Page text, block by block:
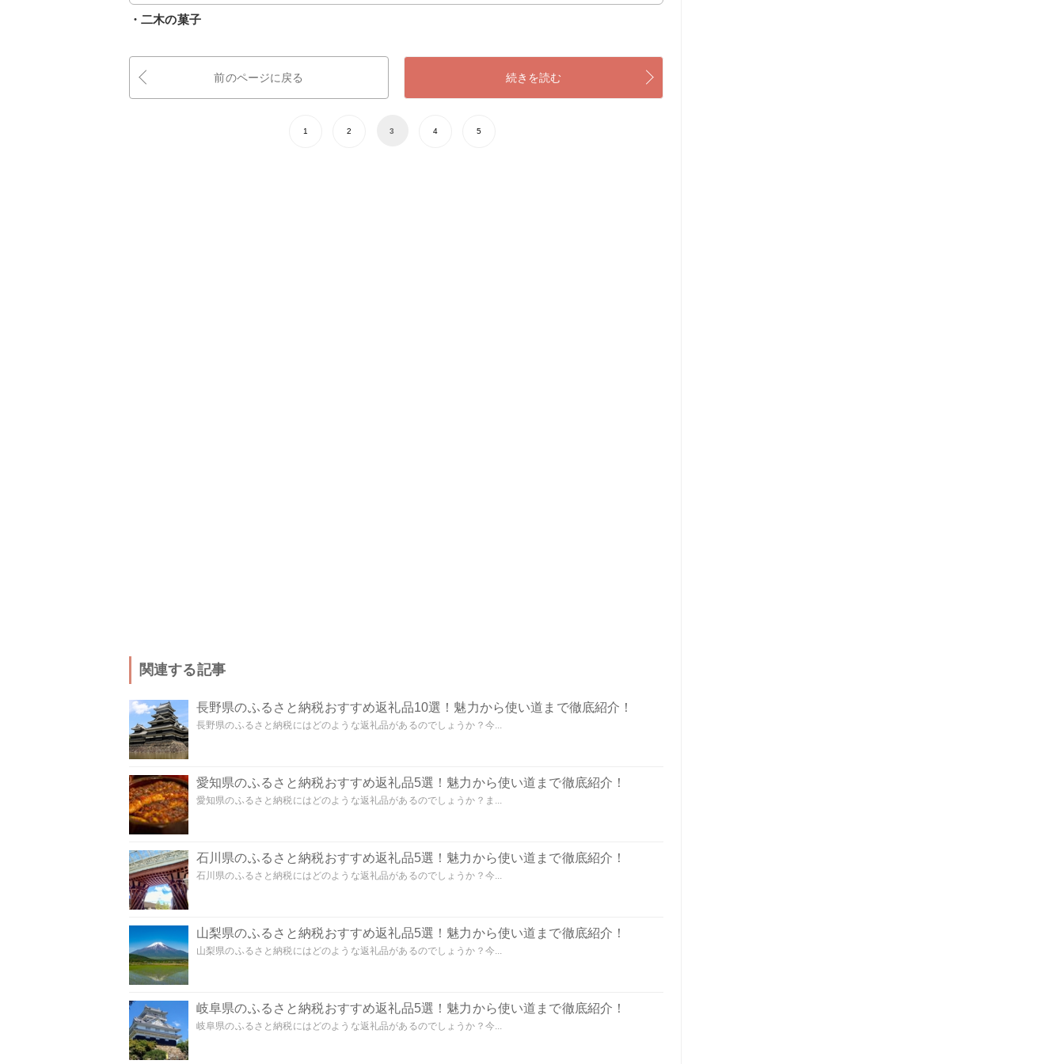
・二木の菓子
前のページに戻る 続きを読む
1 2 3 4 5
関連する記事
長野県のふるさと納税おすすめ返礼品10選！魅力から使い道まで徹底紹介！
長野県のふるさと納税にはどのような返礼品があるのでしょうか？今...
愛知県のふるさと納税おすすめ返礼品5選！魅力から使い道まで徹底紹介！
愛知県のふるさと納税にはどのような返礼品があるのでしょうか？ま...
石川県のふるさと納税おすすめ返礼品5選！魅力から使い道まで徹底紹介！
石川県のふるさと納税にはどのような返礼品があるのでしょうか？今...
山梨県のふるさと納税おすすめ返礼品5選！魅力から使い道まで徹底紹介！
山梨県のふるさと納税にはどのような返礼品があるのでしょうか？今...
岐阜県のふるさと納税おすすめ返礼品5選！魅力から使い道まで徹底紹介！
岐阜県のふるさと納税にはどのような返礼品があるのでしょうか？今...